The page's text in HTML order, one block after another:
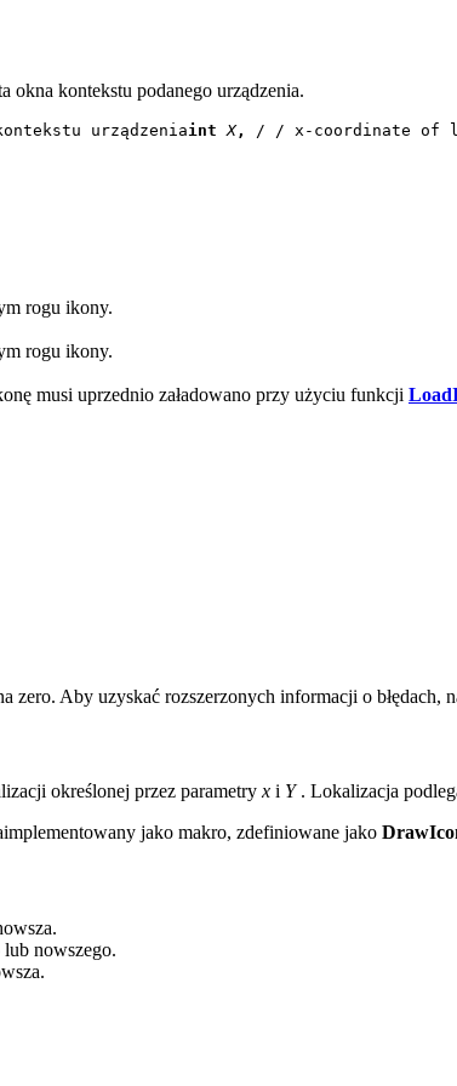
okna kontekstu podanego urządzenia.
urządzeniaint X, / / x-coordinate of
rogu ikony.
rogu ikony.
musi uprzednio załadowano przy użyciu funkcji
zero. Aby uzyskać rozszerzonych informacji o błędach,
określonej przez parametry x i Y. Lokalizacja
jako makro, zdefiniowane jako
nowszego.